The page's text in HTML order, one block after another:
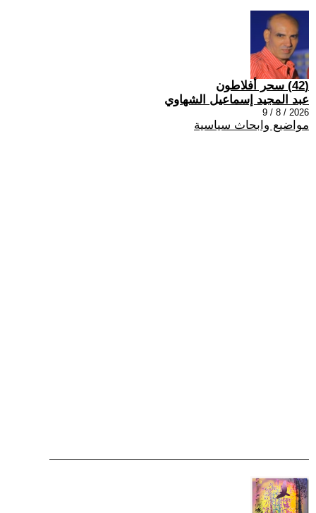
(42) سحر أفلاطون
عبد المجيد إسماعيل الشهاوي
2026 / 8 / 9
مواضيع وابحاث سياسية